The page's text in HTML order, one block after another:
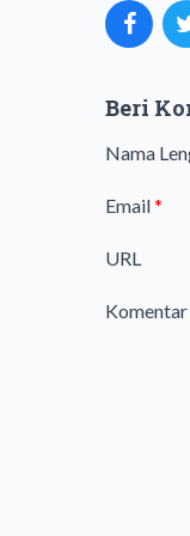
Beri
Nama
Email*
URL
Komentar